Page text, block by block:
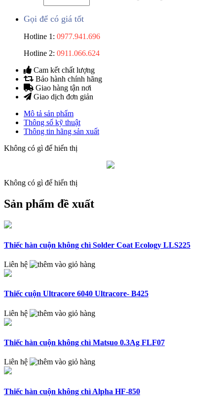
Gọi để có giá tốt
Hotline 1: 0977.941.696
Hotline 2: 0911.066.624
Cam kết chất lượng
Bảo hành chính hãng
Giao hàng tận nơi
Giao dịch đơn giản
Mô tả sản phẩm
Thông số kỹ thuật
Thông tin hãng sản xuất
Không có gì để hiển thị
Không có gì để hiển thị
Sản phẩm đề xuất
Thiếc hàn cuộn không chì Solder Coat Ecology LLS225
Liên hệ
Thiếc cuộn Ultracore 6040 Ultracore- B425
Liên hệ
Thiếc hàn cuộn không chì Matsuo 0.3Ag FLF07
Liên hệ
Thiếc hàn cuộn không chì Alpha HF-850